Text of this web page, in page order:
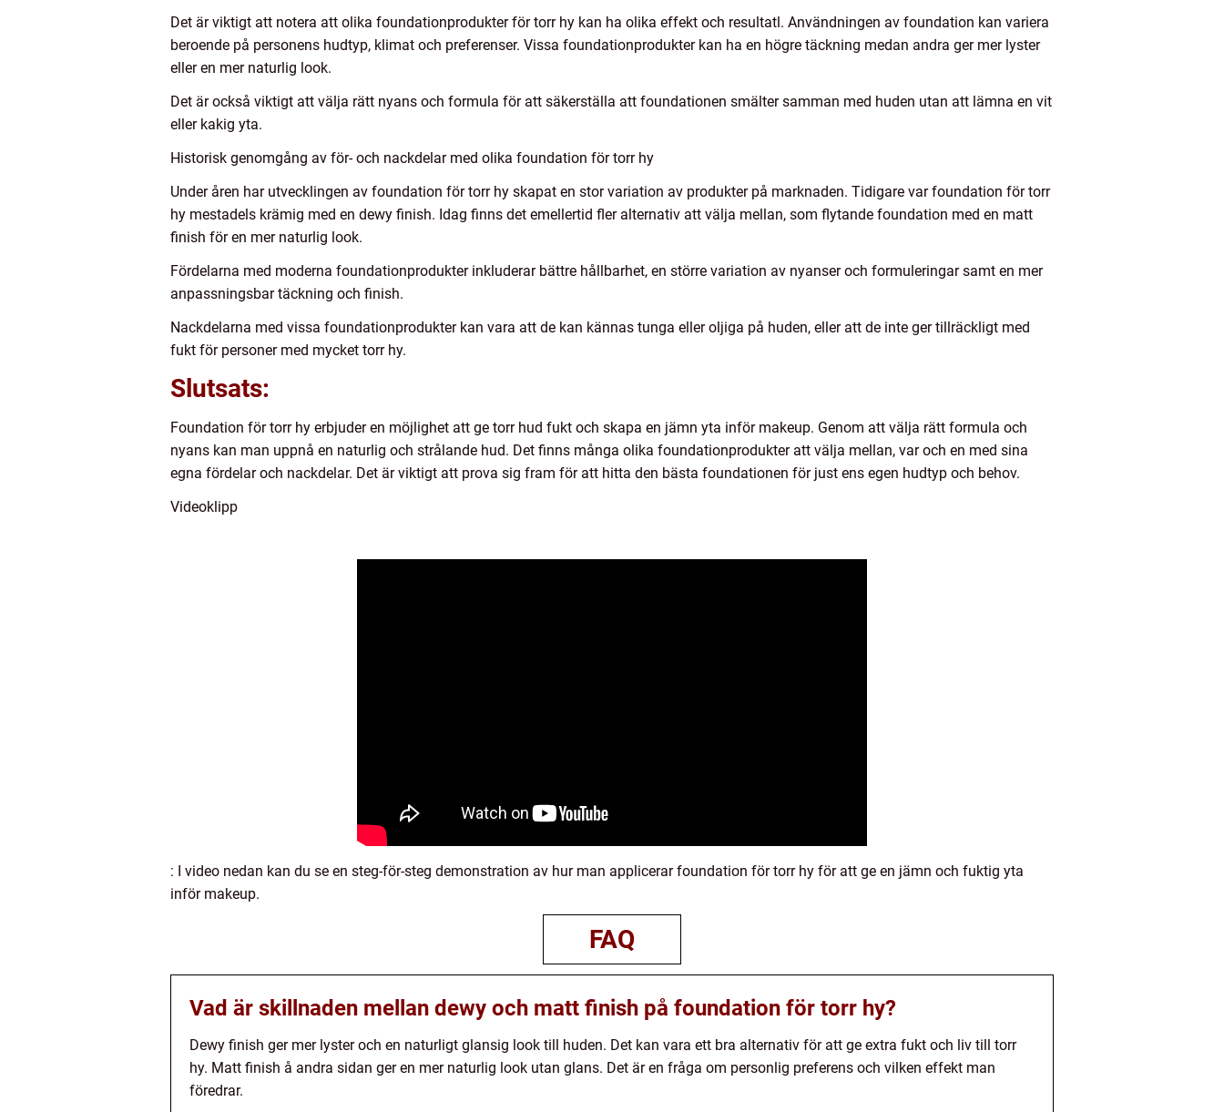
Det är viktigt att notera att olika foundationprodukter för torr hy kan ha olika effekt och resultatl. Användningen av foundation kan variera
beroende på personens hudtyp, klimat och preferenser. Vissa foundationprodukter kan ha en högre täckning medan andra ger mer lyster
eller en mer naturlig look.
Det är också viktigt att välja rätt nyans och formula för att säkerställa att foundationen smälter samman med huden utan att lämna en vit
eller kakig yta.
Historisk genomgång av för- och nackdelar med olika foundation för torr hy
Under åren har utvecklingen av foundation för torr hy skapat en stor variation av produkter på marknaden. Tidigare var foundation för torr
hy mestadels krämig med en dewy finish. Idag finns det emellertid fler alternativ att välja mellan, som flytande foundation med en matt
finish för en mer naturlig look.
Fördelarna med moderna foundationprodukter inkluderar bättre hållbarhet, en större variation av nyanser och formuleringar samt en mer
anpassningsbar täckning och finish.
Nackdelarna med vissa foundationprodukter kan vara att de kan kännas tunga eller oljiga på huden, eller att de inte ger tillräckligt med
fukt för personer med mycket torr hy.
Slutsats:
Foundation för torr hy erbjuder en möjlighet att ge torr hud fukt och skapa en jämn yta inför makeup. Genom att välja rätt formula och
nyans kan man uppnå en naturlig och strålande hud. Det finns många olika foundationprodukter att välja mellan, var och en med sina
egna fördelar och nackdelar. Det är viktigt att prova sig fram för att hitta den bästa foundationen för just ens egen hudtyp och behov.
Videoklipp
: I video nedan kan du se en steg-för-steg demonstration av hur man applicerar foundation för torr hy för att ge en jämn och fuktig yta
inför makeup.
FAQ
Vad är skillnaden mellan dewy och matt finish på foundation för torr hy?
Dewy finish ger mer lyster och en naturligt glansig look till huden. Det kan vara ett bra alternativ för att ge extra fukt och liv till torr
hy. Matt finish å andra sidan ger en mer naturlig look utan glans. Det är en fråga om personlig preferens och vilken effekt man
föredrar.